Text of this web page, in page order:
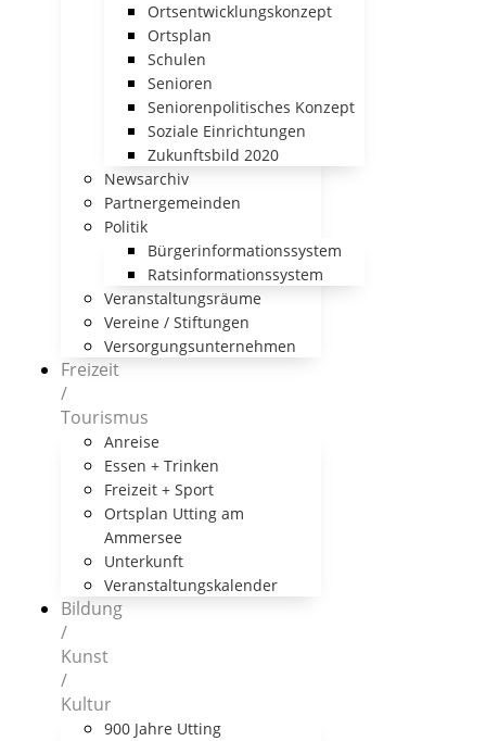
Ortsentwicklungskonzept
Ortsplan
Schulen
Senioren
Seniorenpolitisches Konzept
Soziale Einrichtungen
Zukunftsbild 2020
Newsarchiv
Partnergemeinden
Politik
Bürgerinformationssystem
Ratsinformationssystem
Veranstaltungsräume
Vereine / Stiftungen
Versorgungsunternehmen
Freizeit
/
Tourismus
Anreise
Essen + Trinken
Freizeit + Sport
Ortsplan Utting am
Ammersee
Unterkunft
Veranstaltungskalender
Bildung
/
Kunst
/
Kultur
900 Jahre Utting